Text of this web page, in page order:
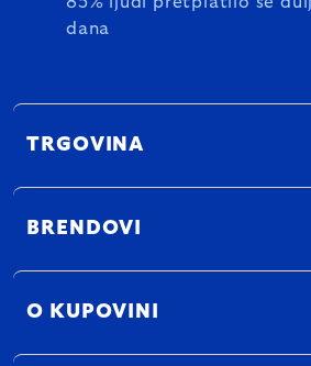
dana
TRGOVINA
BRENDOVI
O KUPOVINI